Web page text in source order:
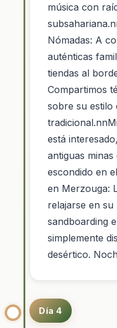
música con
Nómadas: A
auténticas
tiendas al
Compartimos
sobre su estilo
está
antiguas
escondido en
en Merzouga:
relajarse en
sandboarding
simplemente
desértico.
Día 4